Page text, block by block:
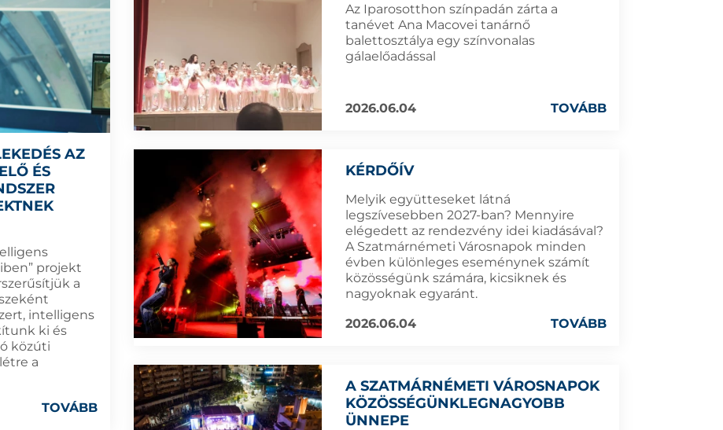
AZ
ÉS
projekt
a
intelligens
ki és
közúti
a
TOVÁBB
Az Iparosotthon színpadán zárta a
tanévet Ana Macovei tanárnő
balettosztálya egy színvonalas
gálaelőadással
2026.06.04 TOVÁBB
KÉRDŐÍV
Melyik együtteseket látná
legszívesebben 2027-ban? Mennyire
elégedett az rendezvény idei kiadásával?
A Szatmárnémeti Városnapok minden
évben különleges eseménynek számít
közösségünk számára, kicsiknek és
nagyoknak egyaránt.
2026.06.04
TOVÁBB
A SZATMÁRNÉMETI VÁROSNAPOK
KÖZÖSSÉGÜNKLEGNAGYOBB
ÜNNEPE